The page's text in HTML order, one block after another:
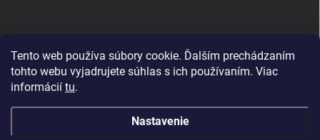
Tento web používa súbory cookie. Ďalším prechádzaním
tohto webu vyjadrujete súhlas s ich používaním. Viac
informácií tu.
Nastavenie
Good E-shops have logic. SALELOGICS